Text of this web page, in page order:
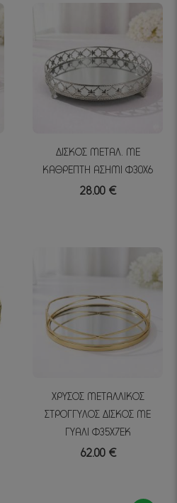
ΔΙΣΚΟΣ ΜΕΤΑΛ. ΜΕ
ΚΑΘΡΕΠΤΗ ΑΣΗΜΙ Φ30Χ6
28.00 €
ΧΡΥΣΟΣ ΜΕΤΑΛΛΙΚΟΣ
ΣΤΡΟΓΓΥΛΟΣ ΔΙΣΚΟΣ ΜΕ
ΓΥΑΛΙ Φ35Χ7ΕΚ
62.00 €